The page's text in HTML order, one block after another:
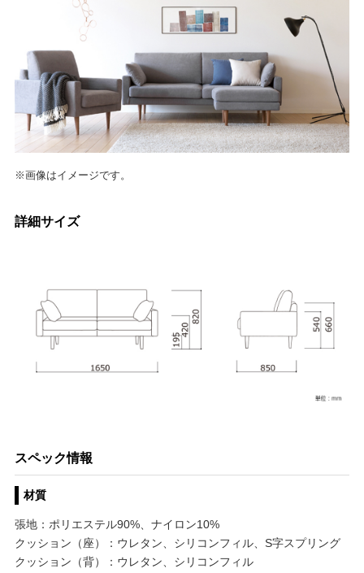
※画像はイメージです。
詳細サイズ
スペック情報
材質
張地：ポリエステル90%、ナイロン10%
クッション（座）：ウレタン、シリコンフィル、S字スプリング
クッション（背）：ウレタン、シリコンフィル